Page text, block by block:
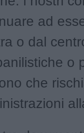
ad
o dal
o
che